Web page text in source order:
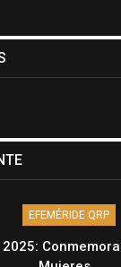
EFEMÉRIDE QRP